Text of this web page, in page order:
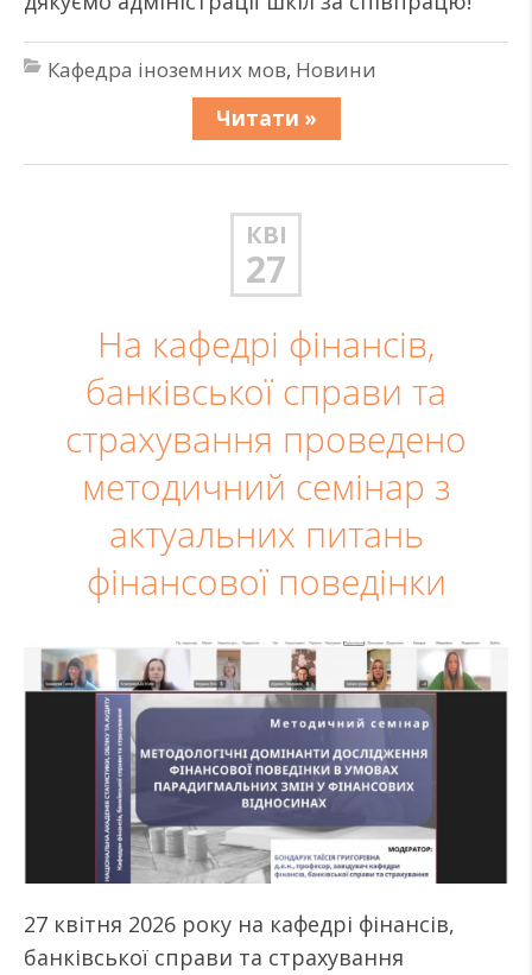
Кафедра іноземних мов, Новини
Читати »
КВІ
27
На кафедрі фінансів,
банківської справи та
страхування проведено
методичний семінар з
актуальних питань
фінансової поведінки
27 квітня 2026 року на кафедрі фінансів,
банківської справи та страхування